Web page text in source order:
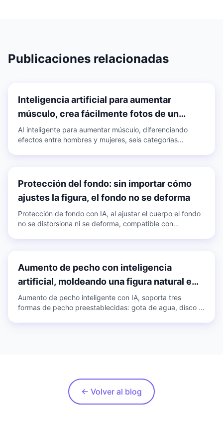
Publicaciones relacionadas
Inteligencia artificial para aumentar
músculo, crea fácilmente fotos de un
cuerpo fitness
AI inteligente para aumentar músculo, diferenciando
efectos entre hombres y mujeres, seis categorías
libremente, intensidad ajustable.
Protección del fondo: sin importar cómo
ajustes la figura, el fondo no se deforma
Protección de fondo con IA, al ajustar el cuerpo el fondo
no se distorsiona ni se deforma, compatible con
Aumento de pecho con inteligencia
artificial, moldeando una figura natural e
ideal
Aumento de pecho inteligente con IA, soporta tres
formas de pecho preestablecidas: gota de agua, disco y
← Volver al blog